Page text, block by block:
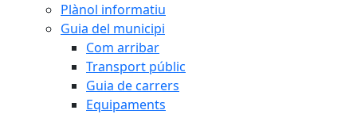
Plànol informatiu
Guia del municipi
Com arribar
Transport públic
Guia de carrers
Equipaments